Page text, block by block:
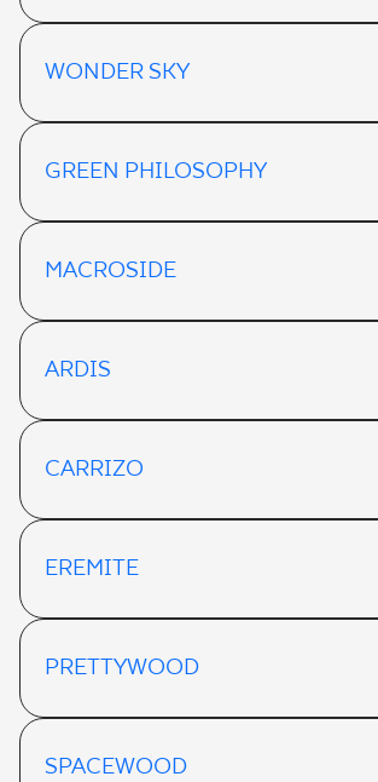
WONDER SKY
GREEN PHILOSOPHY
MACROSIDE
ARDIS
CARRIZO
EREMITE
PRETTYWOOD
SPACEWOOD